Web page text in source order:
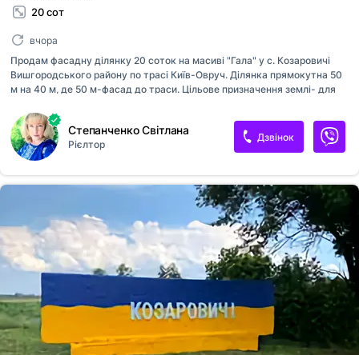
20 сот
вчора
Продам фасадну ділянку 20 соток на масиві "Гала" у с. Козаровичі
Вишгородського району по трасі Київ-Овруч. Ділянка прямокутна 50
м на 40 м, де 50 м-фасад до траси. Цільове призначення землі- для
торгівельно-ресторанного комплексу). Ціна 15 000 у.е. без комісії для
покупця.
Степанченко Світлана
Рієлтор
Дзвінок